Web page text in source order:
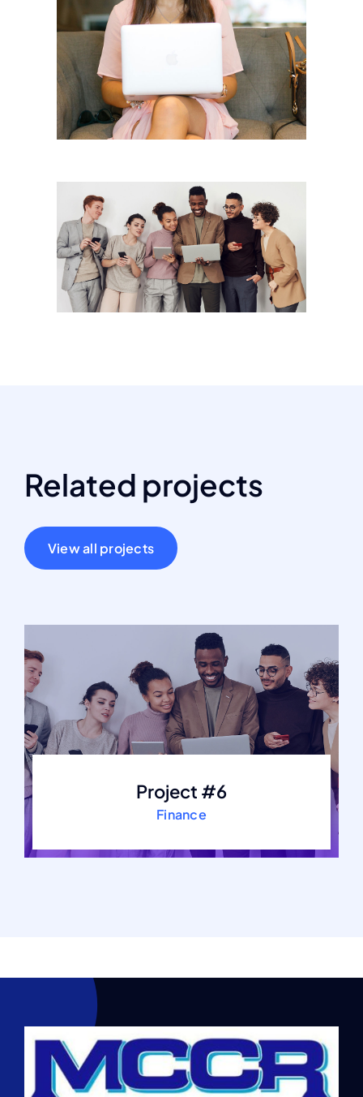
Related projects
View all projects
Project #6
Finance